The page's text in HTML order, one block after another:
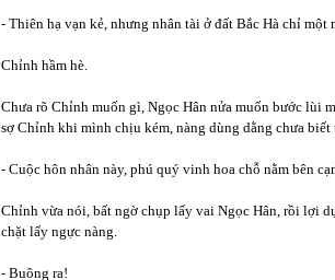
- Thiên hạ vạn kẻ, nhưng nhân tài ở đất Bắc Hà chỉ
Chỉnh hầm hè.
Chưa rõ Chỉnh muốn gì, Ngọc Hân nửa muốn bước lùi
sợ Chỉnh khi mình chịu kém, nàng dùng dằng chưa
- Cuộc hôn nhân này, phú quý vinh hoa chỗ nằm bên
Chỉnh vừa nói, bất ngờ chụp lấy vai Ngọc Hân, rồi lợi
chặt lấy ngực nàng.
- Buông ra!